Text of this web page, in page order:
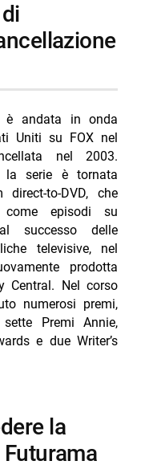
è andata in onda
Uniti su FOX nel
nel 2003.
la serie è tornata
to-DVD, che
episodi su
successo delle
televisive, nel
prodotta
Central. Nel corso
numerosi premi,
Premi Annie,
e due Writer’s